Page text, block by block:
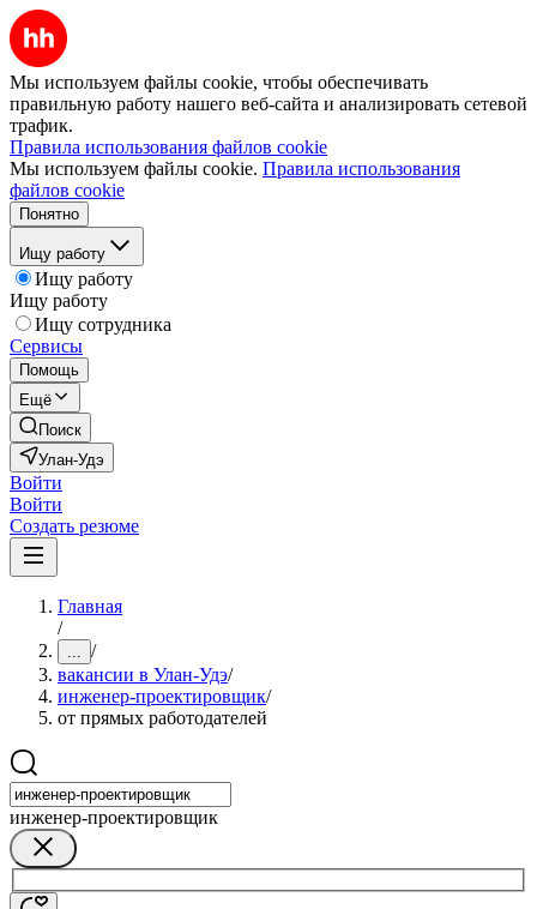
Мы используем файлы cookie, чтобы обеспечивать
правильную работу нашего веб-сайта и анализировать сетевой
трафик.
Правила использования файлов cookie
Мы используем файлы cookie. Правила использования
файлов cookie
Понятно
Ищу работу
Ищу работу
Ищу работу
Ищу сотрудника
Сервисы
Помощь
Ещё
Поиск
Улан-Удэ
Войти
Войти
Создать резюме
Главная
/
... /
вакансии в Улан-Удэ/
инженер-проектировщик/
от прямых работодателей
инженер-проектировщик